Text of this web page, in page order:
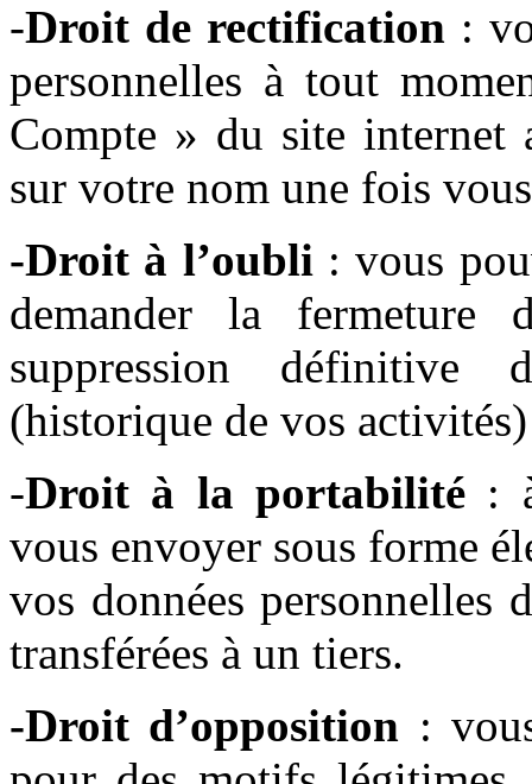
-Droit de rectification :
personnelles à tout
Compte » du site internet
sur votre nom une fois
-Droit à l’oubli : vous
demander la
suppression définitive
(historique de vos activités)
-Droit à la portabilité :
vous envoyer sous forme
vos données personnelles
transférées à un tiers.
-Droit d’opposition :